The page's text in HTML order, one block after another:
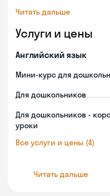
Читать дальше
Услуги и цены
Английский язык
Мини-курс для
Для дошкольников
Для дошкольников -
уроки
Все услуги и цены (4)
Читать дальше